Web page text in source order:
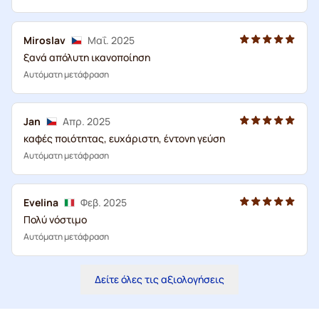
Miroslav
Μαΐ. 2025
ξανά απόλυτη ικανοποίηση
Αυτόματη μετάφραση
Jan
Απρ. 2025
καφές ποιότητας, ευχάριστη, έντονη γεύση
Αυτόματη μετάφραση
Evelina
Φεβ. 2025
Πολύ νόστιμο
Αυτόματη μετάφραση
Δείτε όλες τις αξιολογήσεις